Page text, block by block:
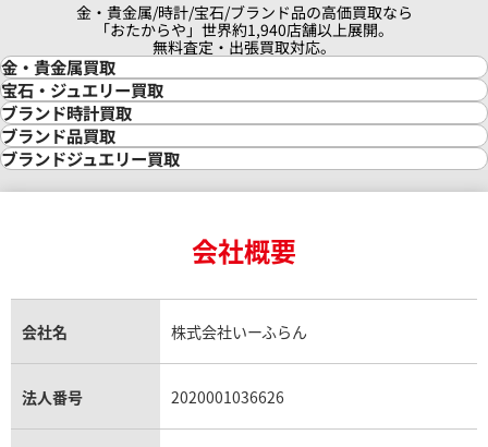
イマー IW354805
格
IWC アクアタイマー
参考買取価格
309,000円
金・貴金属/時計/宝石/ブランド品の高価買取なら
「おたからや」世界約1,940店舗以上展開。
無料査定・出張買取対応。
金・貴金属買取
金買取
金の相場価格情報
金の参考買取価格一覧
インゴット買取
インゴットの相場価格情報
24金買取
金貨買取
貴金属買取
銀・シルバー買取
パラジウム買取
宝石・ジュエリー買取
宝石・ジュエリー買取
ダイヤモンド買取
ダイヤモンド・宝石の参考価格一覧
リング・結婚指輪買取
エメラルド買取
トパーズ買取
タンザナイト買取
キャッツアイ買取
ブランド時計買取
時計買取
ロレックス買取
ロレックス デイトナ買取
ロレックス サブマリーナー買取
ロレックス エクスプローラー買取
ロレックス デイトジャスト買取
パテック フィリップノーチラス買取
ヴァシュロン・コンスタンタン買取
ブランド品買取
ブランド買取
シャネル マトラッセ買取
セリーヌ買取
ブランドジュエリー買取
ヴァンクリーフ＆アーペル買取
ショーメ買取
ダミアーニ買取
会社概要
会社名 株式会社いーふらん
法人番号 2020001036626